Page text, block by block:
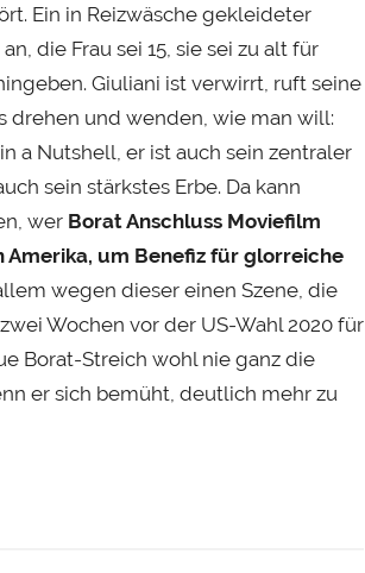
Ein in Reizwäsche gekleideter
die Frau sei 15, sie sei zu alt für
Giuliani ist verwirrt, ruft seine
drehen und wenden, wie man will:
a Nutshell, er ist auch sein zentraler
sein stärkstes Erbe. Da kann
wer Borat Anschluss Moviefilm
um Benefiz für glorreiche
wegen dieser einen Szene, die
Wochen vor der US-Wahl 2020 für
Borat-Streich wohl nie ganz die
er sich bemüht, deutlich mehr zu